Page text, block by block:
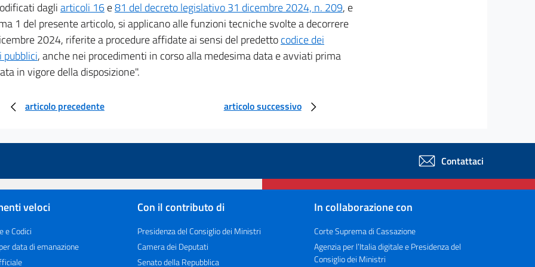
dagliarticoli 16e81 del decreto legislativo 31 dicembre 2024, n. 209, e
1 del presente articolo, si applicano alle funzioni tecniche svolte a decorrere
2024, riferite a procedure affidate ai sensi del predettocodice dei
, anche nei procedimenti in corso alla medesima data e avviati prima
in vigore della disposizione".
articolo precedente articolo successivo
Contattaci
veloci
e Codici
data di emanazione
Con il contributo di
Presidenza del Consiglio dei Ministri
Camera dei Deputati
Senato della Repubblica
In collaborazione con
Corte Suprema di Cassazione
Agenzia per l’Italia digitale e Presidenza del
Consiglio dei Ministri